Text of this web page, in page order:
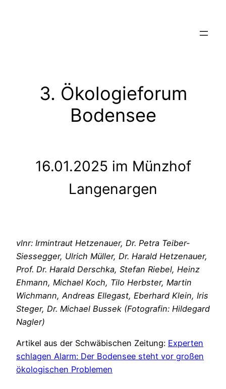
3. Ökologieforum
Bodensee
16.01.2025 im Münzhof
Langenargen
vlnr: Irmintraut Hetzenauer, Dr. Petra Teiber-
Siessegger, Ulrich Müller, Dr. Harald Hetzenauer,
Prof. Dr. Harald Derschka, Stefan Riebel, Heinz
Ehmann, Michael Koch, Tilo Herbster, Martin
Wichmann, Andreas Ellegast, Eberhard Klein, Iris
Steger, Dr. Michael Bussek (Fotografin: Hildegard
Nagler)
Artikel aus der Schwäbischen Zeitung: Experten
schlagen Alarm: Der Bodensee steht vor großen
ökologischen Problemen